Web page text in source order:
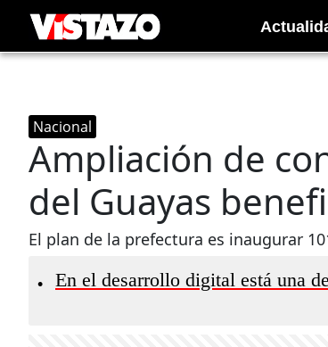
Nacional
Ampliación de
del Guayas
El plan de la prefectura es inaugurar
• En el desarrollo digital está una